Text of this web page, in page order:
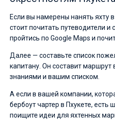
Если вы намерены нанять яхту
стоит почитать путеводители и
пройтись по Google Maps и
Далее — составьте список
капитану. Он составит маршрут
знаниями и вашим списком.
А если в вашей компании,
бербоут чартер в Пхукете, есть
поищите идеи для яхтенных